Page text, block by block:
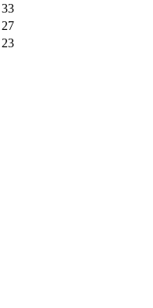
33
27
23